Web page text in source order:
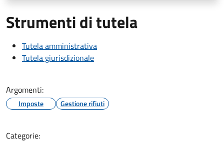
Strumenti di tutela
Tutela amministrativa
Tutela giurisdizionale
Argomenti:
Imposte Gestione rifiuti
Categorie: